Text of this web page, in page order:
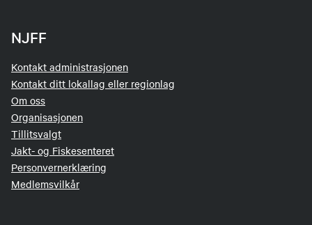
NJFF
Kontakt administrasjonen
Kontakt ditt lokallag eller regionlag
Om oss
Organisasjonen
Tillitsvalgt
Jakt- og Fiskesenteret
Personvernerklæring
Medlemsvilkår